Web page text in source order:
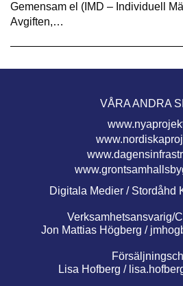
Gemensam el (IMD – Individuell
Avgiften,…
VÅRA ANDRA
Digitala Medier / Stordåhd
Verksamhetsansvarig/
Jon Mattias Högberg /
Lisa Hofberg /